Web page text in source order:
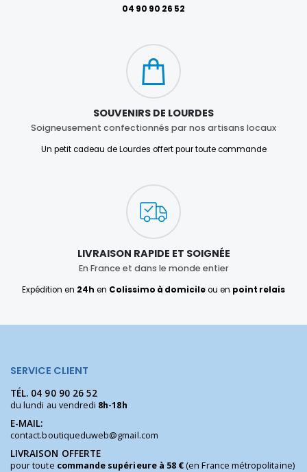
04 90 90 26 52
SOUVENIRS DE LOURDES
Soigneusement confectionnés par nos artisans locaux
Un petit cadeau de Lourdes offert pour toute commande
LIVRAISON RAPIDE ET SOIGNÉE
En France et dans le monde entier
Expédition en 24h en Colissimo à domicileou en point relais
SERVICE CLIENT
TÉL. 04 90 90 26 52
du lundi au vendredi 8h-18h
E-MAIL:
contact.boutiqueduweb@gmail.com
LIVRAISON OFFERTE
pour toute commande supérieure à 58 €(en France métropolitaine)